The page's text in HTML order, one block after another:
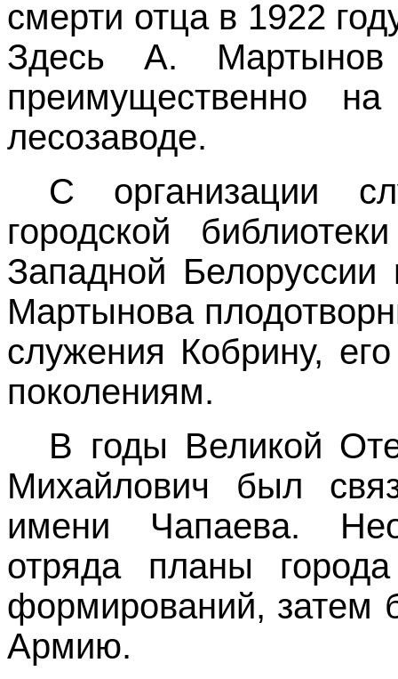
смерти отца в 1922
Здесь А. Мартынов
преимущественно
лесозаводе.
С организации
городской
Западной
Мартынова
служения Кобрину,
поколениям.
В годы Великой
Михайлович был
имени Чапаева.
отряда планы
формирований, затем
Армию.